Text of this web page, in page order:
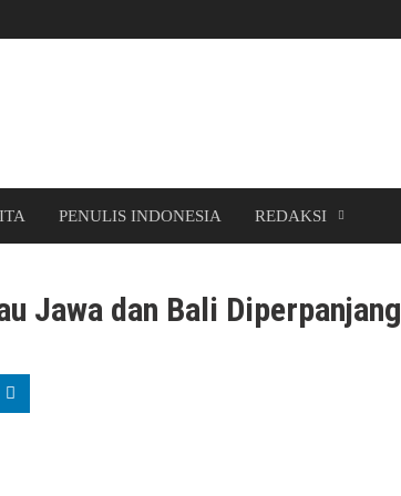
PENULIS INDONESIA REDAKSI
Jawa dan Bali Diperpanjang